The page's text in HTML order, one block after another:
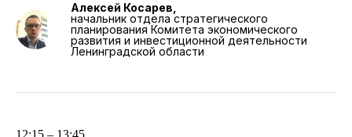
Алексей Косарев,
начальник отдела стратегического
планирования Комитета экономического
развития и инвестиционной деятельности
Ленинградской области
12:15 – 13:45